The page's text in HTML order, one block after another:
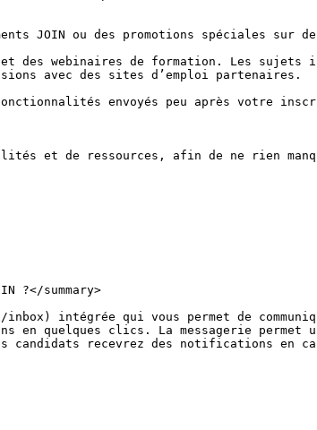
avec des sites d’emploi partenaires.
et de ressources, afin de ne rien
?</summary>
intégrée qui vous permet de
en quelques clics. La messagerie
recevrez des notifications en